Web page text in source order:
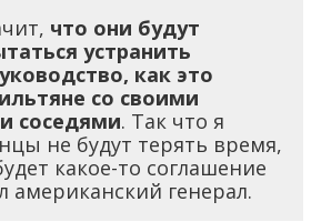
что они будут
устранить
как это
со своими
соседями. Так что я
не будут терять время,
какое-то соглашение
американский генерал.